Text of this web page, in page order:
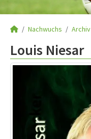
Nachwuchs Archiv
Louis Niesar